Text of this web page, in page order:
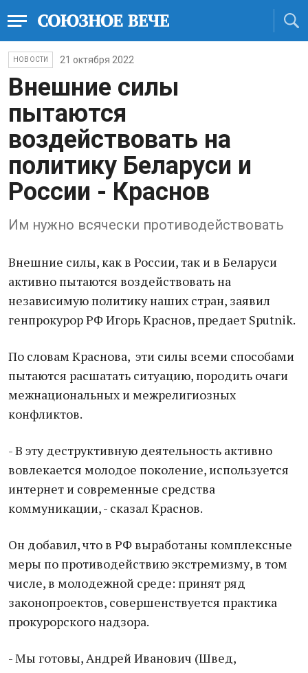
НОВОСТИ 21 октября 2022
Внешние силы
пытаются
воздействовать на
политику Беларуси и
России - Краснов
Им нужно всячески противодействовать
Внешние силы, как в России, так и в Беларуси
активно пытаются воздействовать на
независимую политику наших стран, заявил
генпрокурор РФ Игорь Краснов, предает Sputnik.
По словам Краснова, эти силы всеми способами
пытаются расшатать ситуацию, породить очаги
межнациональных и межрелигиозных
конфликтов.
- В эту деструктивную деятельность активно
вовлекается молодое поколение, используется
интернет и современные средства
коммуникации, - сказал Краснов.
Он добавил, что в РФ выработаны комплексные
меры по противодействию экстремизму, в том
числе, в молодежной среде: принят ряд
законопроектов, совершенствуется практика
прокурорского надзора.
- Мы готовы, Андрей Иванович (Швед,